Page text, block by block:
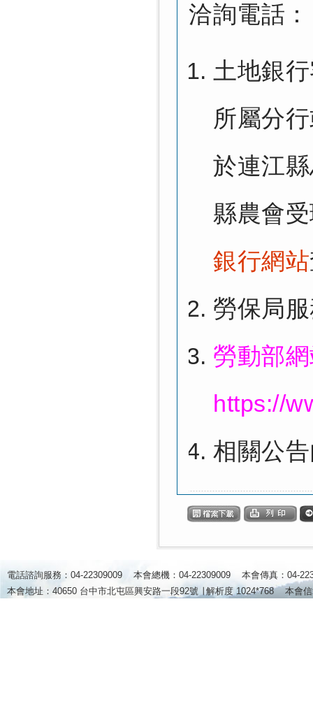
洽詢電話：
土地銀
所屬分
於連江
縣農會
銀行網站
勞保局
勞動部
https://
相關公
電話諮詢服務：04-22309009 本會總機：04-22309009 本會傳真：04-
本會地址：40650 台中市北屯區興安路一段92號 ∣解析度 1024*768本會信